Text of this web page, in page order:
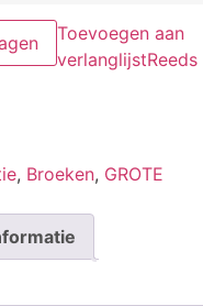
Toevoegen aan
verlanglijstReeds
, Broeken, GROTE